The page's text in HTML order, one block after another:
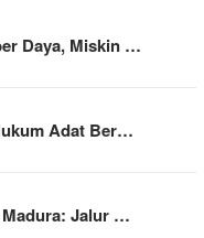
Daya, Miskin …
Adat Ber…
Jalur …